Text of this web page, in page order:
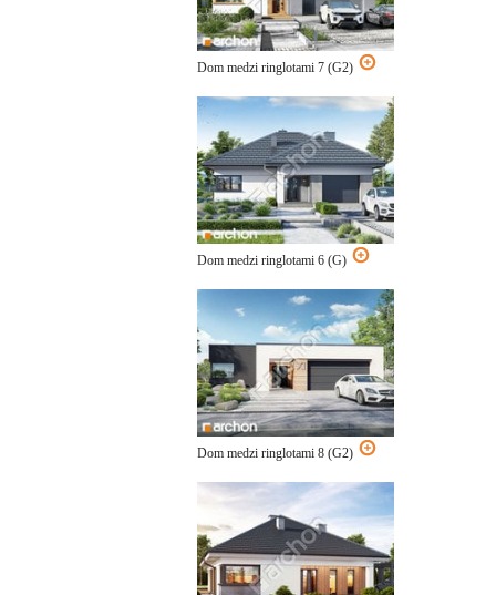
Dom medzi ringlotami 7 (G2)
Dom medzi ringlotami 6 (G)
Dom medzi ringlotami 8 (G2)